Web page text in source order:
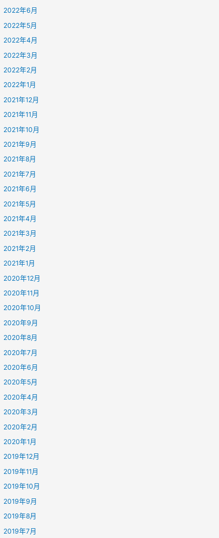
2022年6月
2022年5月
2022年4月
2022年3月
2022年2月
2022年1月
2021年12月
2021年11月
2021年10月
2021年9月
2021年8月
2021年7月
2021年6月
2021年5月
2021年4月
2021年3月
2021年2月
2021年1月
2020年12月
2020年11月
2020年10月
2020年9月
2020年8月
2020年7月
2020年6月
2020年5月
2020年4月
2020年3月
2020年2月
2020年1月
2019年12月
2019年11月
2019年10月
2019年9月
2019年8月
2019年7月